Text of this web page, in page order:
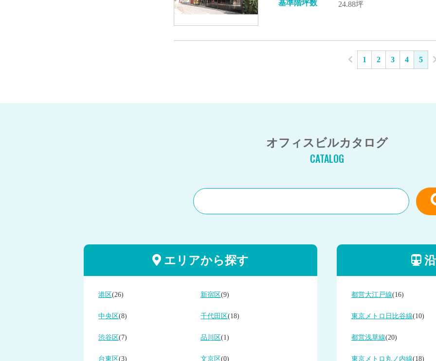
基準階坪数 24.88坪
1 2 3 4 5
オフィスビルカタログ
CATALOG
エリアから探す
港区(26) 新宿区(9)
中央区(8) 千代田区(18)
渋谷区(7) 品川区(1)
台東区(3) 文京区(0)
都営大江戸線(16)
東京メトロ日比谷線(10)
都営浅草線(20)
東京メトロ丸ノ内線(18)